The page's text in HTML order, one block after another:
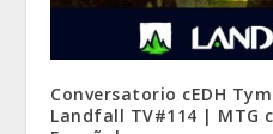
Conversatorio cEDH
Landfall TV#114 | MTG